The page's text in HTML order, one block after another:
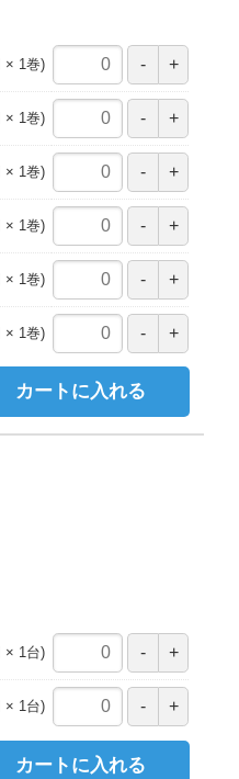
1巻
1巻
1巻
1巻
1巻
1巻
カートに入れる
1台
1台
カートに入れる